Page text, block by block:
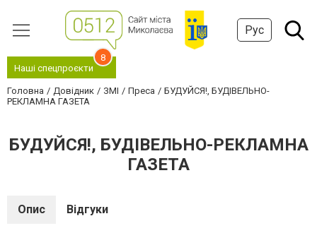
Рус
Наші спецпроєкти
8
Головна Довідник ЗМІ Преса
БУДУЙСЯ!, БУДІВЕЛЬНО-
РЕКЛАМНА ГАЗЕТА
БУДУЙСЯ!, БУДІВЕЛЬНО-РЕКЛАМНА
ГАЗЕТА
Опис Відгуки